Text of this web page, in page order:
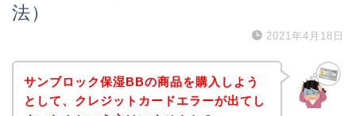
法）
2021年4月18日
サンブロック保湿BBの商品を購入しよう
として、クレジットカードエラーが出てし